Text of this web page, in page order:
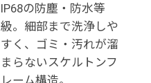
IP68の防塵・防水等
級。細部まで洗浄しや
すく、ゴミ・汚れが溜
まらないスケルトンフ
レーム構造。